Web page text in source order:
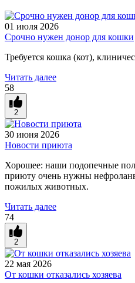
01 июля 2026
Срочно нужен донор для кошки
Требуется кошка (кот),
Читать далее
58
2
30 июня 2026
Новости приюта
Хорошее: наши подопечные
приюту очень нужны н
пожилых животных.
Читать далее
74
2
22 мая 2026
От кошки отказались хозяева